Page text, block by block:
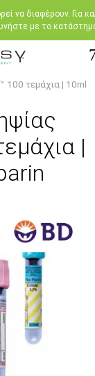
να διαφέρουν. Για
με το
τεμάχια | 10ml
|